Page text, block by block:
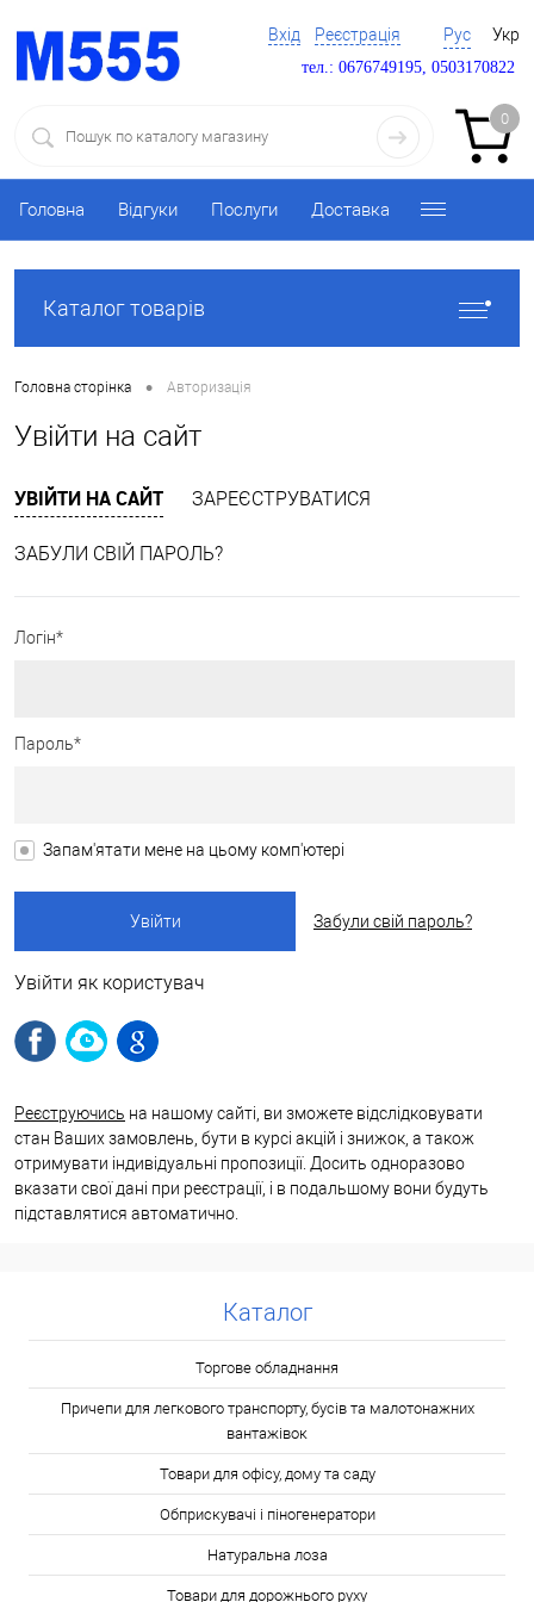
Вхід Реєстрація Рус Укр
тел.: 0676749195, 0503170822
0
Головна Відгуки Послуги Доставка
Каталог товарів
Головна сторінка • Авторизація
Увійти на сайт
УВІЙТИ НА САЙТ ЗАРЕЄСТРУВАТИСЯ
ЗАБУЛИ СВІЙ ПАРОЛЬ?
Логін*
Пароль*
Запам'ятати мене на цьому комп'ютері
Забули свій пароль?
Увійти як користувач
Реєструючись на нашому сайті, ви зможете відслідковувати
стан Ваших замовлень, бути в курсі акцій і знижок, а також
отримувати індивідуальні пропозиції. Досить одноразово
вказати свої дані при реєстрації, і в подальшому вони будуть
підставлятися автоматично.
Каталог
Торгове обладнання
Причепи для легкового транспорту, бусів та малотонажних
вантажівок
Товари для офісу, дому та саду
Обприскувачі і піногенератори
Натуральна лоза
Товари для дорожнього руху